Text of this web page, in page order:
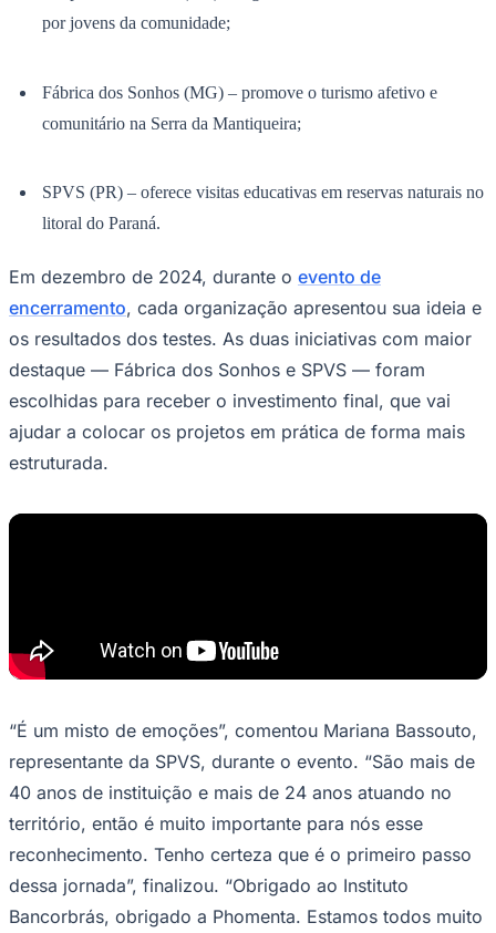
Palmeiras
por jovens da comunidade;
Fábrica dos Sonhos (MG) – promove o turismo afetivo e
comunitário na Serra da Mantiqueira;
SPVS (PR) – oferece visitas educativas em reservas naturais no
litoral do Paraná.
Em dezembro de 2024, durante o evento de
encerramento, cada organização apresentou sua ideia e
os resultados dos testes. As duas iniciativas com maior
destaque — Fábrica dos Sonhos e SPVS — foram
escolhidas para receber o investimento final, que vai
ajudar a colocar os projetos em prática de forma mais
estruturada.
“É um misto de emoções”, comentou Mariana Bassouto,
representante da SPVS, durante o evento. “São mais de
40 anos de instituição e mais de 24 anos atuando no
território, então é muito importante para nós esse
reconhecimento. Tenho certeza que é o primeiro passo
dessa jornada”, finalizou. “Obrigado ao Instituto
Bancorbrás, obrigado a Phomenta. Estamos todos muito